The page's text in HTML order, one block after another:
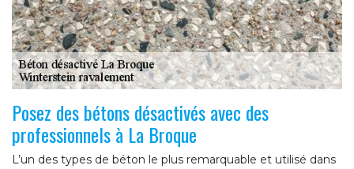
Posez des bétons désactivés avec des
professionnels à La Broque
L’un des types de béton le plus remarquable et utilisé dans